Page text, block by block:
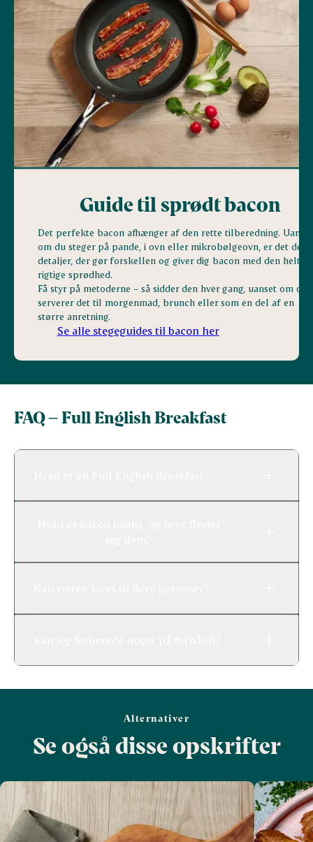
Guide til sprødt bacon
Det perfekte bacon afhænger af den rette tilberedning. Uanset
om du steger på pande, i ovn eller mikrobølgeovn, er det de
detaljer, der gør forskellen og giver dig bacon med den helt
rigtige sprødhed.
Få styr på metoderne – så sidder den hver gang, uanset om du
serverer det til morgenmad, brunch eller som en del af en
større anretning.
Se alle stegeguides til bacon her
FAQ – Full English Breakfast
Alternativer
Se også disse opskrifter